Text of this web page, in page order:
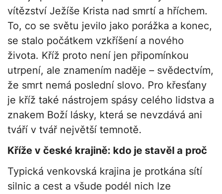
vítězství Ježíše Krista nad smrtí a hříchem.
To, co se světu jevilo jako porážka a konec,
se stalo počátkem vzkříšení a nového
života. Kříž proto není jen připomínkou
utrpení, ale znamením naděje – svědectvím,
že smrt nemá poslední slovo. Pro křesťany
je kříž také nástrojem spásy celého lidstva a
znakem Boží lásky, která se nevzdává ani
tváří v tvář největší temnotě.
Kříže v české krajině: kdo je stavěl a proč
Typická venkovská krajina je protkána sítí
silnic a cest a všude podél nich lze